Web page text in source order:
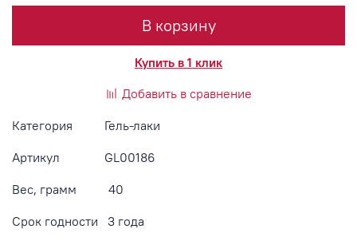
В корзину
Купить в 1 клик
Добавить в сравнение
Категория Гель-лаки
Артикул GL00186
Вес, грамм 40
Срок годности 3 года